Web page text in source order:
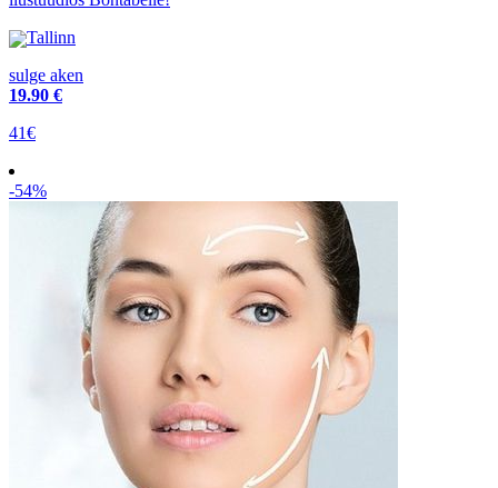
Tallinn
sulge aken
19.90 €
41€
-54%